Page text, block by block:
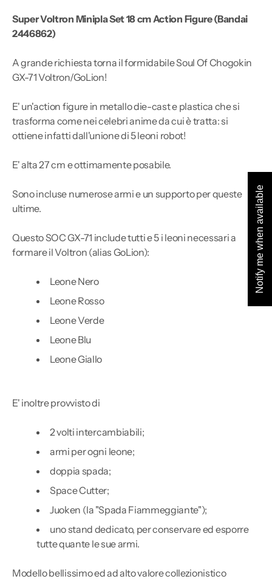
Super Voltron Minipla Set 18 cm Action Figure (Bandai
2446862)
A grande richiesta torna il formidabile Soul Of Chogokin
GX-71 Voltron/GoLion!
E' un'action figure in metallo die-cast e plastica che si
trasforma come nei celebri anime da cui è tratta: si
ottiene infatti dall'unione di 5 leoni robot!
E' alta 27 cm e ottimamente posabile.
Sono incluse numerose armi e un supporto per queste
ultime.
Questo SOC GX-71 include tutti e 5 i leoni necessari a
formare il Voltron (alias GoLion):
Leone Nero
Leone Rosso
Leone Verde
Leone Blu
Leone Giallo
E' inoltre provvisto di
2 volti intercambiabili;
armi per ogni leone;
doppia spada;
Space Cutter;
Juoken (la "Spada Fiammeggiante");
uno stand dedicato, per conservare ed esporre
tutte quante le sue armi.
Modello bellissimo ed ad alto valore collezionistico
Notify me when available